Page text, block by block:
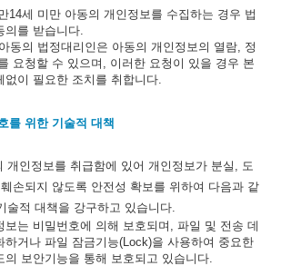
14세 미만 아동의 개인정보를 수집하는 경우 법
의를 받습니다.
동의 법정대리인은 아동의 개인정보의 열람, 정
요청할 수 있으며, 이러한 요청이 있을 경우 본
없이 필요한 조치를 취합니다.
를 위한 기술적 대책
개인정보를 취급함에 있어 개인정보가 분실, 도
손되지 않도록 안전성 확보를 위하여 다음과 같
술적 대책을 강구하고 있습니다.
보는 비밀번호에 의해 보호되며, 파일 및 전송 데
하거나 파일 잠금기능(Lock)을 사용하여 중요한
의 보안기능을 통해 보호되고 있습니다.